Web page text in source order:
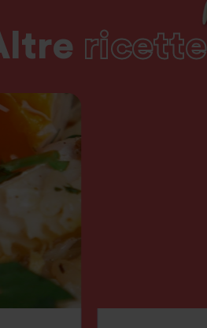
ricette